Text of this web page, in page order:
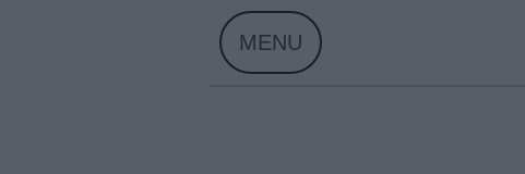
MENU